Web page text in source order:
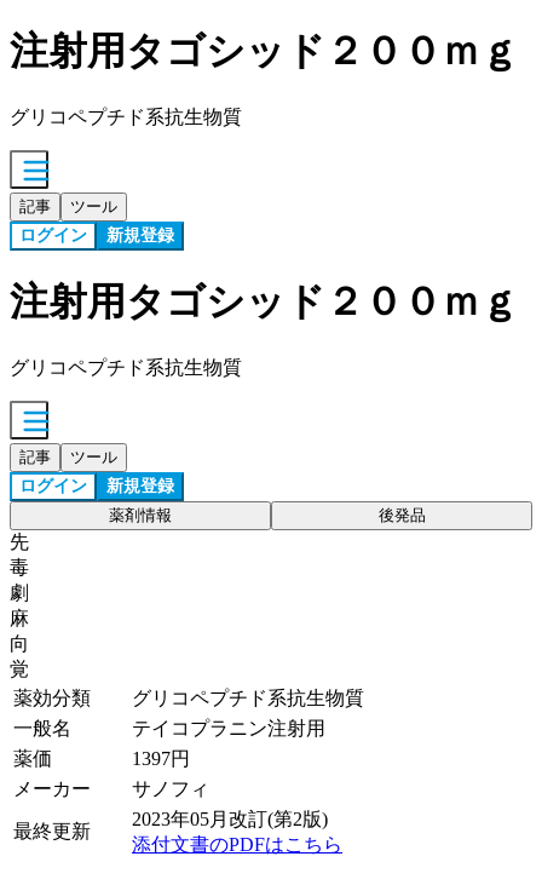
注射用タゴシッド２００ｍｇ
グリコペプチド系抗生物質
記事 ツール
ログイン 新規登録
注射用タゴシッド２００ｍｇ
グリコペプチド系抗生物質
記事 ツール
ログイン 新規登録
薬剤情報 後発品
先
毒
劇
麻
向
覚
薬効分類
グリコペプチド系抗生物質
一般名
テイコプラニン注射用
薬価
1397円
メーカー
サノフィ
最終更新
2023年05月改訂(第2版)
添付文書のPDFはこちら